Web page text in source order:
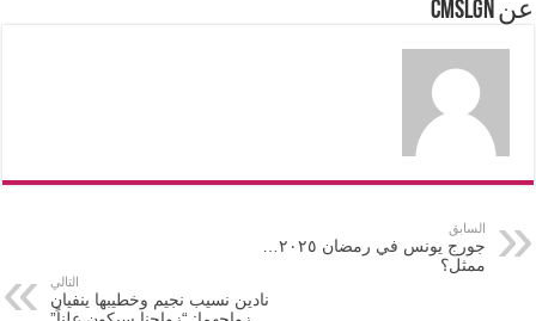
عن cmslgn
السابق
ممثل؟
التالي
نادين نسيب نجيم وخطيبها ينفيان